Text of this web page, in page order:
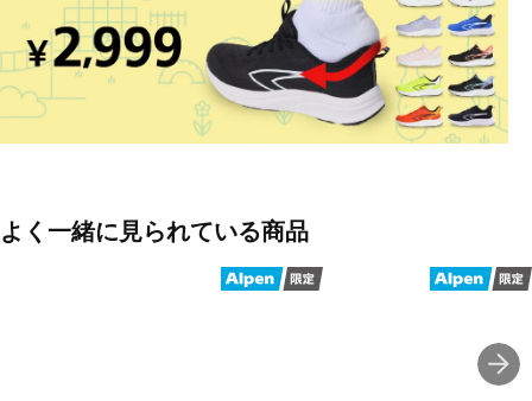
20%以上リサイクル素材を使用しています。
◇軽量合成アッパー素材
◇EVAミッドソール
◇ローカットレギュラータン構造で、さまざまな足形にフィット
よく一緒に見られている商品